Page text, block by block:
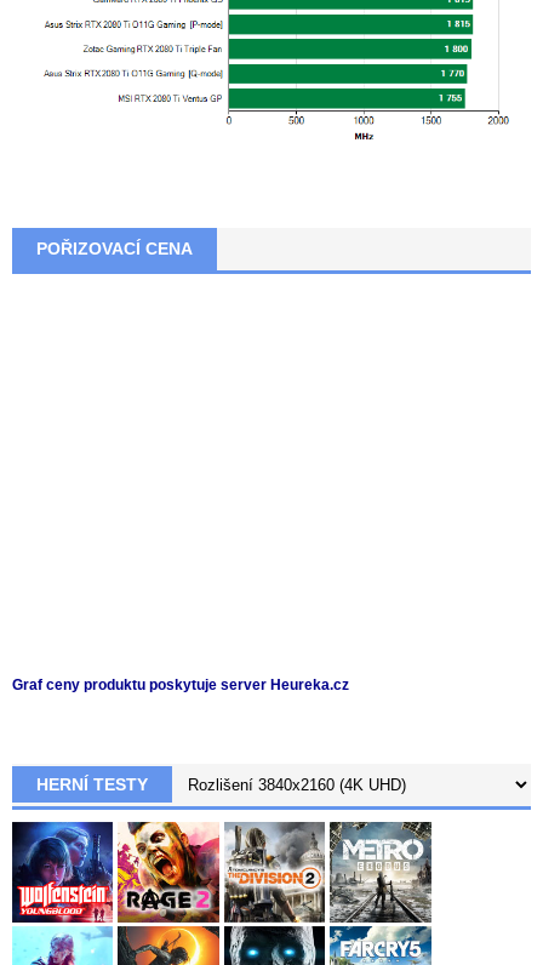
POŘIZOVACÍ CENA
Graf ceny produktu poskytuje server Heureka.cz
HERNÍ TESTY